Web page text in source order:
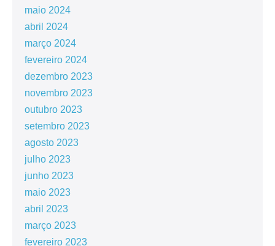
maio 2024
abril 2024
março 2024
fevereiro 2024
dezembro 2023
novembro 2023
outubro 2023
setembro 2023
agosto 2023
julho 2023
junho 2023
maio 2023
abril 2023
março 2023
fevereiro 2023